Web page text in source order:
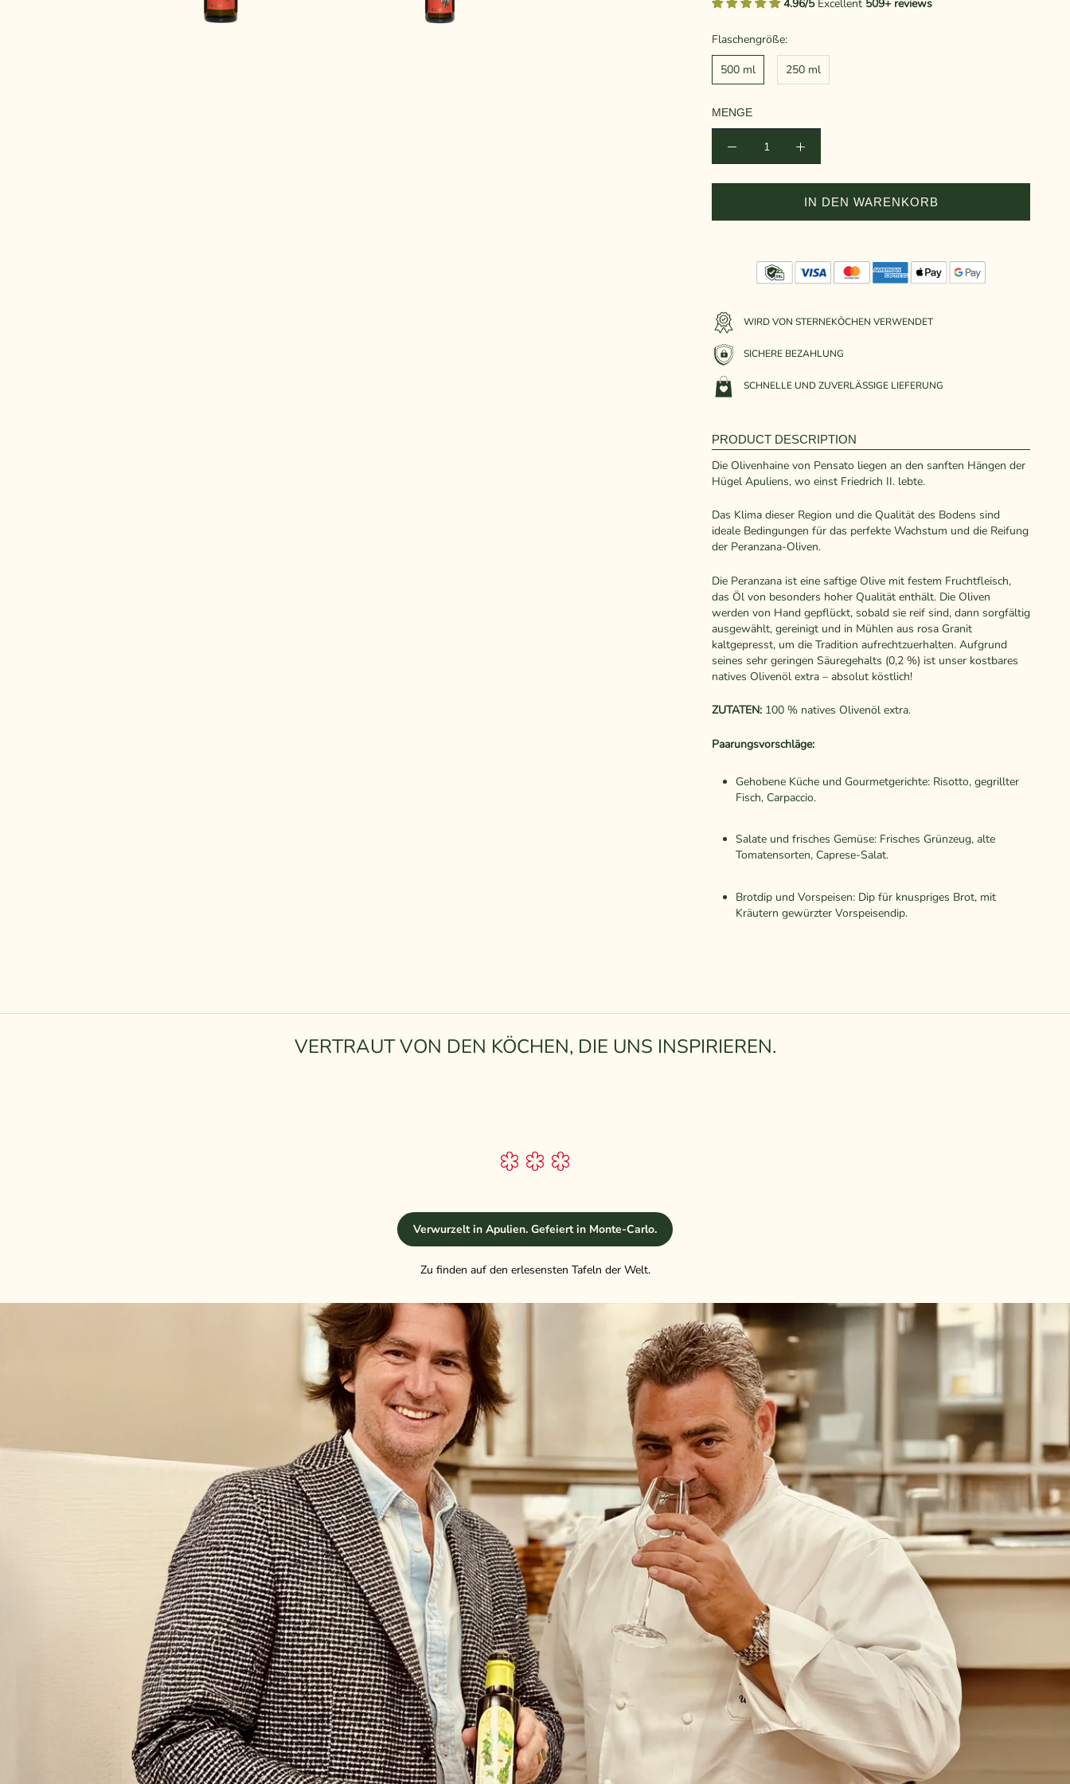
4.96/5Excellent 509+ reviews
Flaschengröße:
500 ml
250 ml
MENGE
IN DEN WARENKORB
WIRD VON STERNEKÖCHEN VERWENDET
SICHERE BEZAHLUNG
SCHNELLE UND ZUVERLÄSSIGE LIEFERUNG
PRODUCT DESCRIPTION
Die Olivenhaine von Pensato liegen an den sanften Hängen der
Hügel Apuliens, wo einst Friedrich II. lebte.
Das Klima dieser Region und die Qualität des Bodens sind
ideale Bedingungen für das perfekte Wachstum und die Reifung
der Peranzana-Oliven.
Die Peranzana ist eine saftige Olive mit festem Fruchtfleisch,
das Öl von besonders hoher Qualität enthält. Die Oliven
werden von Hand gepflückt, sobald sie reif sind, dann sorgfältig
ausgewählt, gereinigt und in Mühlen aus rosa Granit
kaltgepresst, um die Tradition aufrechtzuerhalten. Aufgrund
seines sehr geringen Säuregehalts (0,2 %) ist unser kostbares
natives Olivenöl extra – absolut köstlich!
ZUTATEN: 100 % natives Olivenöl extra.
Paarungsvorschläge:
Gehobene Küche und Gourmetgerichte: Risotto, gegrillter
Fisch, Carpaccio.
Salate und frisches Gemüse: Frisches Grünzeug, alte
Tomatensorten, Caprese-Salat.
Brotdip und Vorspeisen: Dip für knuspriges Brot, mit
Kräutern gewürzter Vorspeisendip.
VERTRAUT VON DEN KÖCHEN, DIE UNS INSPIRIEREN.
Verwurzelt in Apulien. Gefeiert in Monte-Carlo.
Zu finden auf den erlesensten Tafeln der Welt.